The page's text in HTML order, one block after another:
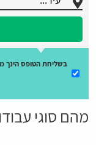
בשליחת הטופס
מהם סוגי